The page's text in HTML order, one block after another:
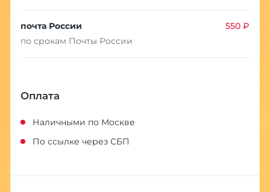
почта России
550 ₽
по срокам Почты России
Оплата
Наличными по Москве
По ссылке через СБП